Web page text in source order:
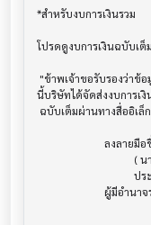
*สำหรับงบการเงิ
โปรดดูงบการเงินฉบับเ
นี้บริษัทได้จัดส่งงบการเงิ